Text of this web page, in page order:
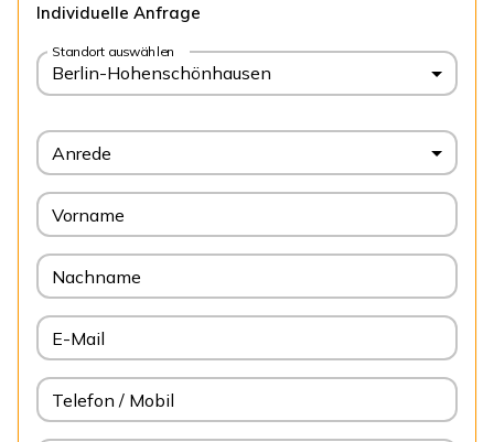
Individuelle Anfrage
Standort auswählen
Berlin-Hohenschönhausen
Anrede
Vorname
Nachname
E-Mail
Telefon / Mobil